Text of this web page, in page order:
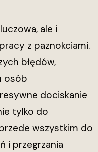
ale i
z paznokciami.
błędów,
osób
dociskanie
tylko do
wszystkim do
i przegrzania